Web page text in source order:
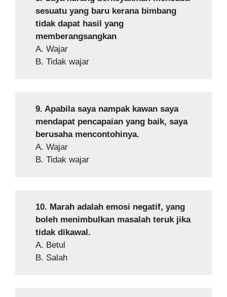
sesuatu yang baru kerana bimbang
tidak dapat hasil yang
memberangsangkan
A. Wajar
B. Tidak wajar
9. Apabila saya nampak kawan saya
mendapat pencapaian yang baik, saya
berusaha mencontohinya.
A. Wajar
B. Tidak wajar
10. Marah adalah emosi negatif, yang
boleh menimbulkan masalah teruk jika
tidak dikawal.
A. Betul
B. Salah